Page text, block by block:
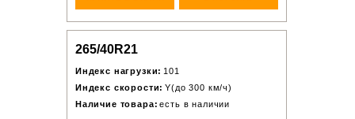
265/40R21
Индекс нагрузки: 101
Индекс скорости: Y(до 300 км/ч)
Наличие товара: есть в наличии